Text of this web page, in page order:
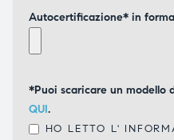
Autocertificazione* in
*Puoi scaricare un modello
QUI.
HO LETTO L'